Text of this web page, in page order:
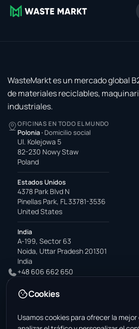
WasteMarkt es un mercado global
de materiales reciclables,
industriales.
OFICINAS EN TODO EL MUNDO
Polonia · Domicilio social
Ul. Kolejowa 5
82-230 Nowy Staw
Poland
Estados Unidos
4378 Park Blvd N
Pinellas Park, FL 33781-3536
United States
India
A-199, Sector 63
Noida, Uttar Pradesh 201301
India
+48 606 662 650
office@wastemarkt.com
PRODUCTO
Cookies
Usamos cookies para ofrecer la mejor